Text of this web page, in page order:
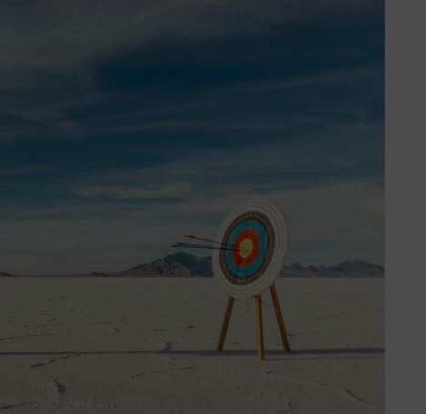
Agoraphobie :
la peur de sortir et des
espaces ouverts
4 min. de lecture